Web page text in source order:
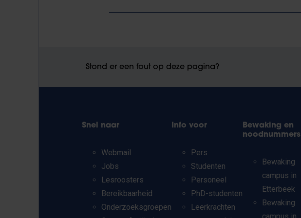
Stond er een fout op deze pagina?
Snel naar
Webmail
Jobs
Lesroosters
Bereikbaarheid
Onderzoeksgroepen
Info voor
Pers
Studenten
Personeel
PhD-studenten
Leerkrachten
Bewaking en
noodnummers
Bewaking
campus in
Etterbeek
Bewaking